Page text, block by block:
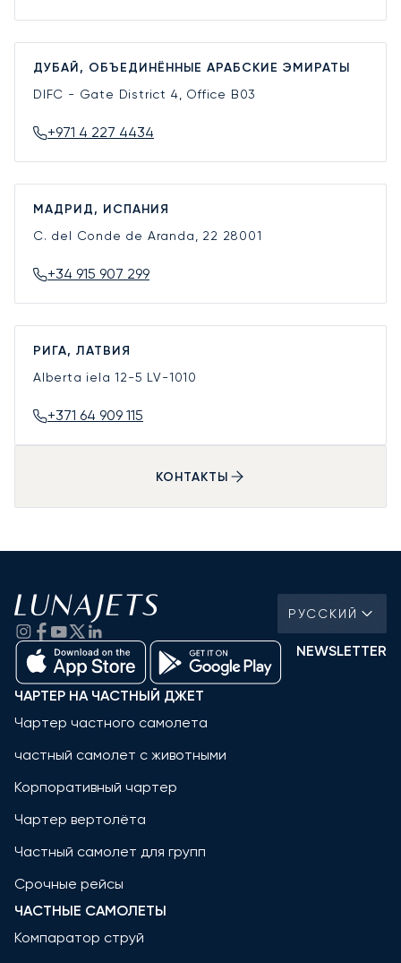
ДУБАЙ, ОБЪЕДИНЁННЫЕ АРАБСКИЕ ЭМИРАТЫ
DIFC - Gate District 4, Office B03
+971 4 227 4434
МАДРИД, ИСПАНИЯ
C. del Conde de Aranda, 22 28001
+34 915 907 299
РИГА, ЛАТВИЯ
Alberta iela 12-5 LV-1010
+371 64 909 115
КОНТАКТЫ
РУССКИЙ
NEWSLETTER
ЧАРТЕР НА ЧАСТНЫЙ ДЖЕТ
Чартер частного самолета
частный самолет с животными
Корпоративный чартер
Чартер вертолёта
Частный самолет для групп
Срочные рейсы
ЧАСТНЫЕ САМОЛЕТЫ
Компаратор струй